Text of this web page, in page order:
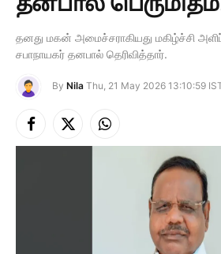
தனபால்
தனது மகன் அமைச்சராகியது மகிழ்ச்சி
சபாநாயகர் தனபால் தெரிவித்தார்.
By Nila Thu, 21 May 2026 13:10:59
Facebook
X
(Twitter)
Instagram